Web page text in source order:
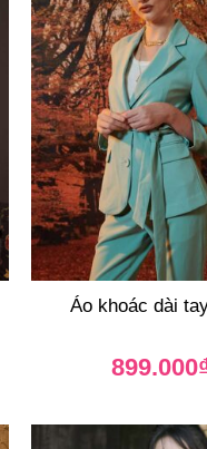
Áo khoác dài
899.000